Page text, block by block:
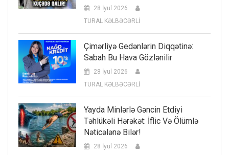
28 İyul 2026
TURAL KƏLBƏCƏRLİ
Çimərliyə Gedənlərin Diqqətinə:
Sabah Bu Hava Gözlənilir
28 İyul 2026
TURAL KƏLBƏCƏRLİ
Yayda Minlərlə Gəncin Etdiyi
Təhlükəli Hərəkət: İflic Və Ölümlə
Nəticələnə Bilər!
28 İyul 2026